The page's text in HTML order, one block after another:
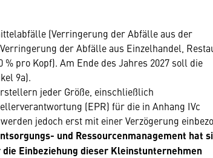
(Verringerung der Abfälle aus der
der Abfälle aus Einzelhandel,
pro Kopf). Am Ende des Jahres 2027 soll die
9a).
jeder Größe, einschließlich
(EPR) für die in Anhang IVc
jedoch erst mit einer Verzögerung
und Ressourcenmanagement hat
Einbeziehung dieser Kleinstunternehmen